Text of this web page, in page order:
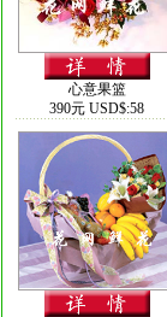
心意果篮
390元 USD$:58